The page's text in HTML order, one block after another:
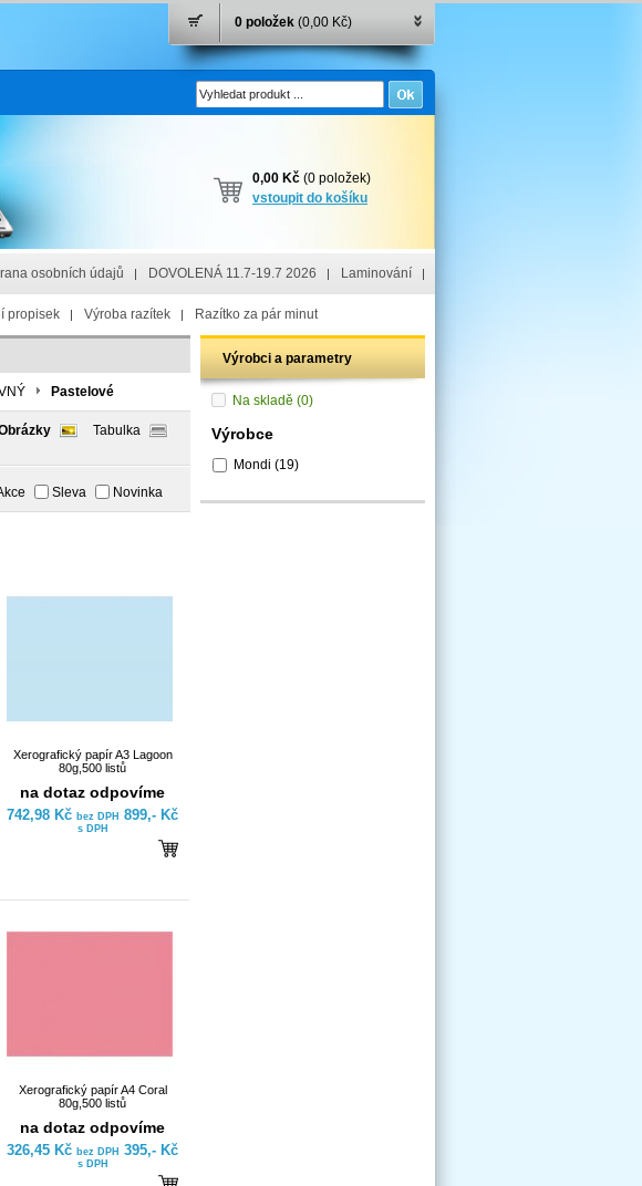
0 položek (0,00 Kč)
0,00 Kč (0 položek)
vstoupit do košíku
osobních údajů DOVOLENÁ 11.7-19.7 2026 Laminování
propisek Výroba razítek Razítko za pár minut
Pastelové
Tabulka
Sleva Novinka
Xerografický papír A3 Lagoon
80g,500 listů
na dotaz odpovíme
742,98 Kč bez DPH 899,- Kč
s DPH
Xerografický papír A4 Coral
80g,500 listů
na dotaz odpovíme
326,45 Kč bez DPH 395,- Kč
s DPH
Výrobci a parametry
Na skladě (0)
Výrobce
Mondi (19)